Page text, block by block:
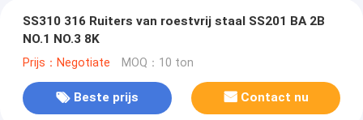
SS310 316 Ruiters van roestvrij staal SS201 BA 2B
NO.1 NO.3 8K
Prijs：Negotiate MOQ：10 ton
Beste prijs Contact nu